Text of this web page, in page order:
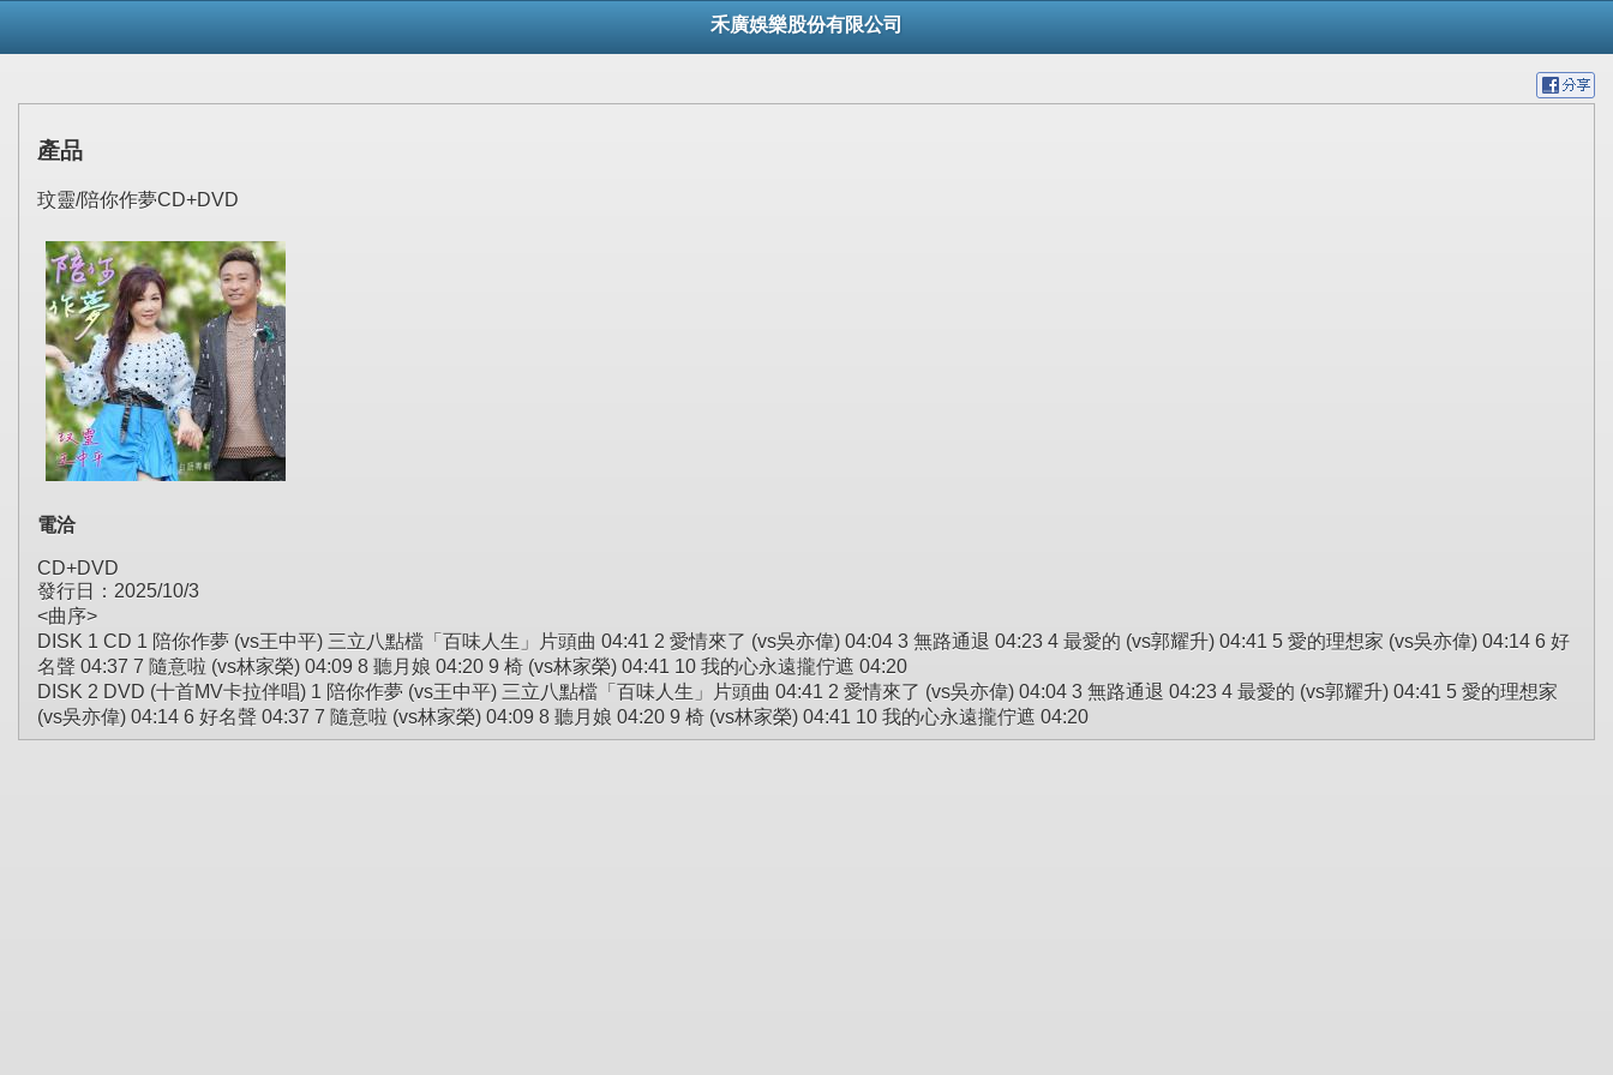
禾廣娛樂股份有限公司
產品
玟靈/陪你作夢CD+DVD
電洽
CD+DVD
發行日：2025/10/3
<曲序>
DISK 1 CD 1 陪你作夢 (vs王中平) 三立八點檔「百味人生」片頭曲 04:41 2 愛情來了 (vs吳亦偉) 04:04 3 無路通退 04:23 4 最愛的 (vs郭耀升) 04:41 5 愛的理想家 (vs吳亦偉) 04:14 6 好
名聲 04:37 7 隨意啦 (vs林家榮) 04:09 8 聽月娘 04:20 9 椅 (vs林家榮) 04:41 10 我的心永遠攏佇遮 04:20
DISK 2 DVD (十首MV卡拉伴唱) 1 陪你作夢 (vs王中平) 三立八點檔「百味人生」片頭曲 04:41 2 愛情來了 (vs吳亦偉) 04:04 3 無路通退 04:23 4 最愛的 (vs郭耀升) 04:41 5 愛的理想家
(vs吳亦偉) 04:14 6 好名聲 04:37 7 隨意啦 (vs林家榮) 04:09 8 聽月娘 04:20 9 椅 (vs林家榮) 04:41 10 我的心永遠攏佇遮 04:20